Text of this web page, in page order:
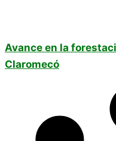
Avance en la
Claromecó